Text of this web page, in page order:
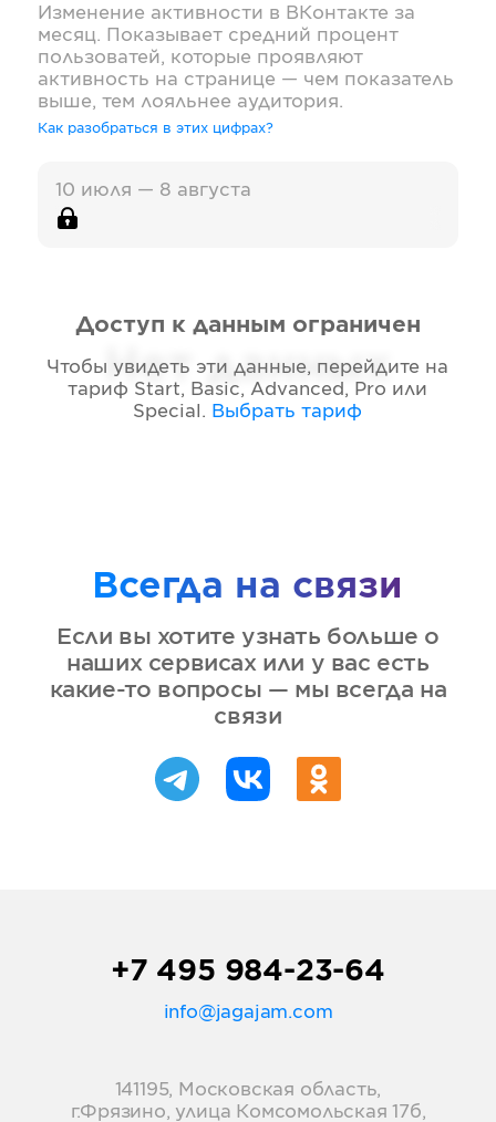
Изменение активности в ВКонтакте за
месяц. Показывает средний процент
пользоватей, которые проявляют
активность на странице — чем показатель
выше, тем лояльнее аудитория.
Как разобраться в этих цифрах?
10 июля — 8 августа
Нет данных
Доступ к данным ограничен
Чтобы увидеть эти данные, перейдите на
тариф Start, Basic, Advanced, Pro или
Special . Выбрать тариф
Всегда на связи
Если вы хотите узнать больше о
наших сервисах или у вас есть
какие-то вопросы — мы всегда на
связи
+7 495 984-23-64
info@jagajam.com
141195, Московская область,
г.Фрязино, улица Комсомольская 17б,